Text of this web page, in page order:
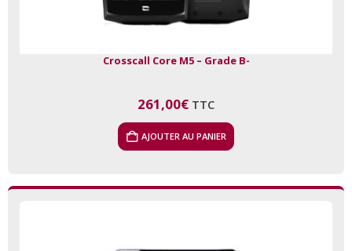
Crosscall Core M5 – Grade B-
261,00€ TTC
AJOUTER AU PANIER